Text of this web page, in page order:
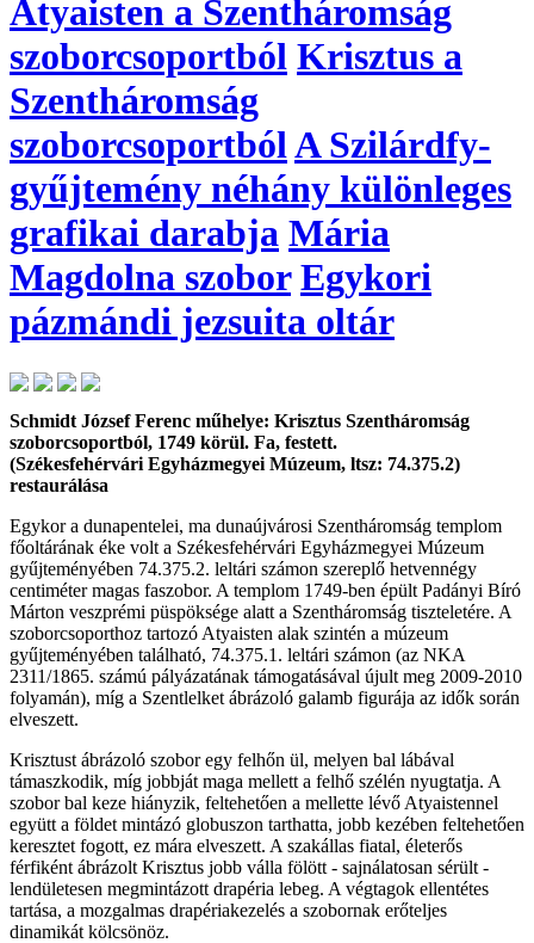
Atyaisten a Szentháromság
szoborcsoportból Krisztus a
Szentháromság
szoborcsoportbólA Szilárdfy-
gyűjtemény néhány különleges
grafikai darabja Mária
Magdolna szobor Egykori
pázmándi jezsuita oltár
Schmidt József Ferenc műhelye: Krisztus Szentháromság
szoborcsoportból, 1749 körül. Fa, festett.
(Székesfehérvári Egyházmegyei Múzeum, ltsz: 74.375.2)
restaurálása
Egykor a dunapentelei, ma dunaújvárosi Szentháromság templom
főoltárának éke volt a Székesfehérvári Egyházmegyei Múzeum
gyűjteményében 74.375.2. leltári számon szereplő hetvennégy
centiméter magas faszobor. A templom 1749-ben épült Padányi Bíró
Márton veszprémi püspöksége alatt a Szentháromság tiszteletére. A
szoborcsoporthoz tartozó Atyaisten alak szintén a múzeum
gyűjteményében található, 74.375.1. leltári számon (az NKA
2311/1865. számú pályázatának támogatásával újult meg 2009-2010
folyamán), míg a Szentlelket ábrázoló galamb figurája az idők során
elveszett.
Krisztust ábrázoló szobor egy felhőn ül, melyen bal lábával
támaszkodik, míg jobbját maga mellett a felhő szélén nyugtatja. A
szobor bal keze hiányzik, feltehetően a mellette lévő Atyaistennel
együtt a földet mintázó globuszon tarthatta, jobb kezében feltehetően
keresztet fogott, ez mára elveszett. A szakállas fiatal, életerős
férfiként ábrázolt Krisztus jobb válla fölött - sajnálatosan sérült -
lendületesen megmintázott drapéria lebeg. A végtagok ellentétes
tartása, a mozgalmas drapériakezelés a szobornak erőteljes
dinamikát kölcsönöz.